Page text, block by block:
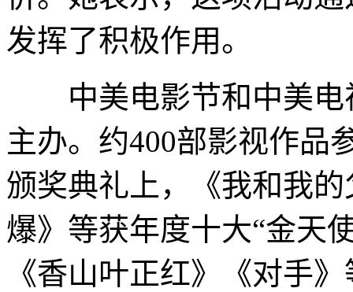
发挥了积极作用。
中美电影节和中美电
主办。约400部影视作品
颁奖典礼上，《我和我
爆》等获年度十大“金天
《香山叶正红》《对手